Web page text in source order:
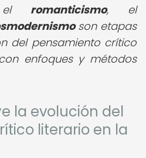
romanticismo, el
son etapas
del pensamiento crítico
enfoques y métodos
la evolución del
literario en la